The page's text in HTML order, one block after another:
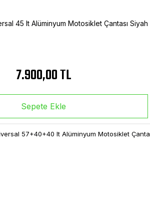
45 lt Alüminyum Motosiklet Çantası Siyah
7.900,00 TL
Sepete Ekle